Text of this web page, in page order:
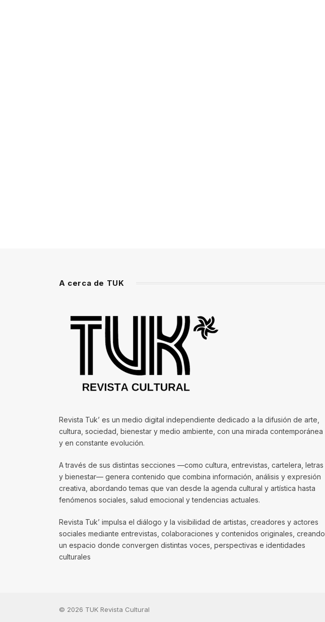
A cerca de TUK
Revista Tuk’ es un medio digital independiente dedicado a la difusión de arte,
cultura, sociedad, bienestar y medio ambiente, con una mirada contemporánea
y en constante evolución.
A través de sus distintas secciones —como cultura, entrevistas, cartelera, letras
y bienestar— genera contenido que combina información, análisis y expresión
creativa, abordando temas que van desde la agenda cultural y artística hasta
fenómenos sociales, salud emocional y tendencias actuales.
Revista Tuk’ impulsa el diálogo y la visibilidad de artistas, creadores y actores
sociales mediante entrevistas, colaboraciones y contenidos originales, creando
un espacio donde convergen distintas voces, perspectivas e identidades
culturales
© 2026 TUK Revista Cultural